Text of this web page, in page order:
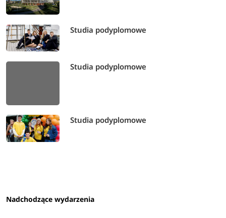
Studia podyplomowe
Studia podyplomowe
Studia podyplomowe
Nadchodzące wydarzenia